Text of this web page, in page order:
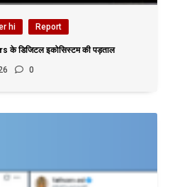
hi Report
के डिजिटल इकोसिस्टम की पड़ताल
0